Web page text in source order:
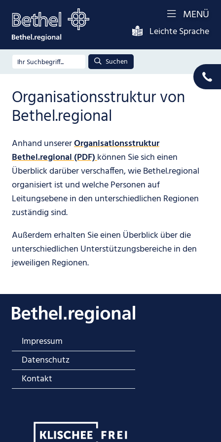
Leichte Sprache
MENÜ
Suchen
Organisationsstruktur von
Bethel.regional
Anhand unsererOrganisationsstruktur
Bethel.regional (PDF)können Sie sich einen
Überblick darüber verschaffen, wie Bethel.regional
organisiert ist und welche Personen auf
Leitungsebene in den unterschiedlichen Regionen
zuständig sind.
Außerdem erhalten Sie einen Überblick über die
unterschiedlichen Unterstützungsbereiche in den
jeweiligen Regionen.
Impressum
Datenschutz
Kontakt